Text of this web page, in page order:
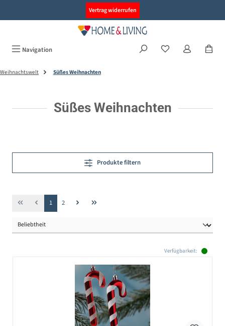
Vertrag widerrufen
Navigation
Weihnachtswelt Süßes Weihnachten
Süßes Weihnachten
Produkte filtern
Seite
1 Seite
2
Verfügbarkeit: